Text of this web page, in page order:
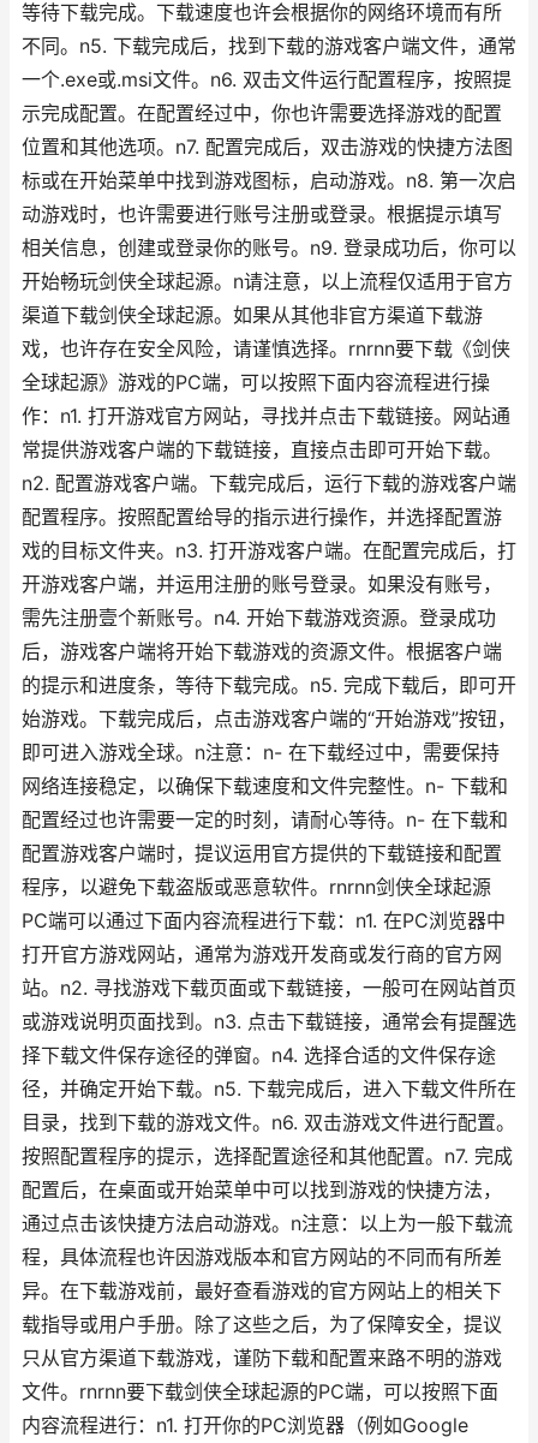
等待下载完成。下载速度也许会根据你的网络环境而有所
不同。n5. 下载完成后，找到下载的游戏客户端文件，通常
一个.exe或.msi文件。n6. 双击文件运行配置程序，按照提
示完成配置。在配置经过中，你也许需要选择游戏的配置
位置和其他选项。n7. 配置完成后，双击游戏的快捷方法图
标或在开始菜单中找到游戏图标，启动游戏。n8. 第一次启
动游戏时，也许需要进行账号注册或登录。根据提示填写
相关信息，创建或登录你的账号。n9. 登录成功后，你可以
开始畅玩剑侠全球起源。n请注意，以上流程仅适用于官方
渠道下载剑侠全球起源。如果从其他非官方渠道下载游
戏，也许存在安全风险，请谨慎选择。rnrnn要下载《剑侠
全球起源》游戏的PC端，可以按照下面内容流程进行操
作：n1. 打开游戏官方网站，寻找并点击下载链接。网站通
常提供游戏客户端的下载链接，直接点击即可开始下载。
n2. 配置游戏客户端。下载完成后，运行下载的游戏客户端
配置程序。按照配置给导的指示进行操作，并选择配置游
戏的目标文件夹。n3. 打开游戏客户端。在配置完成后，打
开游戏客户端，并运用注册的账号登录。如果没有账号，
需先注册壹个新账号。n4. 开始下载游戏资源。登录成功
后，游戏客户端将开始下载游戏的资源文件。根据客户端
的提示和进度条，等待下载完成。n5. 完成下载后，即可开
始游戏。下载完成后，点击游戏客户端的“开始游戏”按钮，
即可进入游戏全球。n注意：n- 在下载经过中，需要保持
网络连接稳定，以确保下载速度和文件完整性。n- 下载和
配置经过也许需要一定的时刻，请耐心等待。n- 在下载和
配置游戏客户端时，提议运用官方提供的下载链接和配置
程序，以避免下载盗版或恶意软件。rnrnn剑侠全球起源
PC端可以通过下面内容流程进行下载：n1. 在PC浏览器中
打开官方游戏网站，通常为游戏开发商或发行商的官方网
站。n2. 寻找游戏下载页面或下载链接，一般可在网站首页
或游戏说明页面找到。n3. 点击下载链接，通常会有提醒选
择下载文件保存途径的弹窗。n4. 选择合适的文件保存途
径，并确定开始下载。n5. 下载完成后，进入下载文件所在
目录，找到下载的游戏文件。n6. 双击游戏文件进行配置。
按照配置程序的提示，选择配置途径和其他配置。n7. 完成
配置后，在桌面或开始菜单中可以找到游戏的快捷方法，
通过点击该快捷方法启动游戏。n注意：以上为一般下载流
程，具体流程也许因游戏版本和官方网站的不同而有所差
异。在下载游戏前，最好查看游戏的官方网站上的相关下
载指导或用户手册。除了这些之后，为了保障安全，提议
只从官方渠道下载游戏，谨防下载和配置来路不明的游戏
文件。rnrnn要下载剑侠全球起源的PC端，可以按照下面
内容流程进行：n1. 打开你的PC浏览器（例如Google